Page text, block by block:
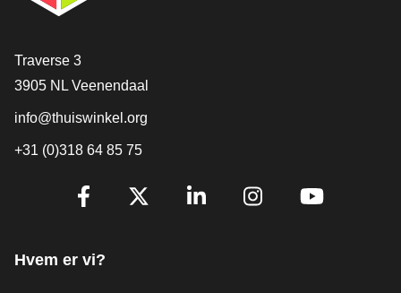
[_General:Contact]
Traverse 3
3905 NL Veenendaal
info@thuiswinkel.org
+31 (0)318 64 85 75
[_General:SocialMediaTitle]
Hvem er vi?